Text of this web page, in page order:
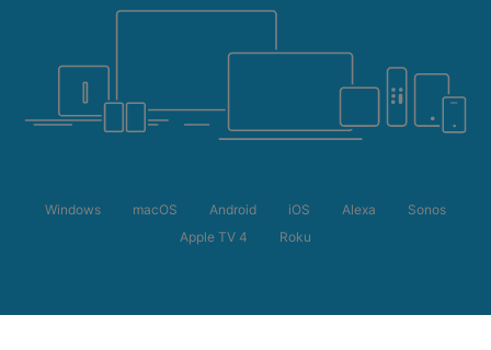
Windows macOS Android iOS Alexa
Sonos
Apple TV 4
Roku